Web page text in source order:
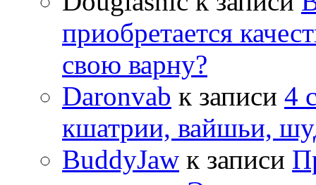
приобретается
свою варну?
Daronvab к записи 4
кшатрии, вайшьи,
BuddyJaw к записи